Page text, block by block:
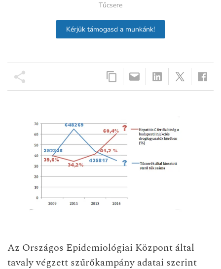
Tűcsere
Kérjük támogasd a munkánk!
Az Országos Epidemiológiai Központ által
tavaly végzett szűrőkampány adatai szerint